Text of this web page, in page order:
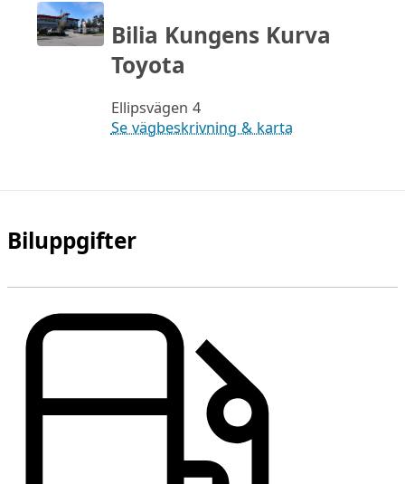
Bilia Kungens Kurva
Toyota
Ellipsvägen 4
Se vägbeskrivning & karta
Biluppgifter